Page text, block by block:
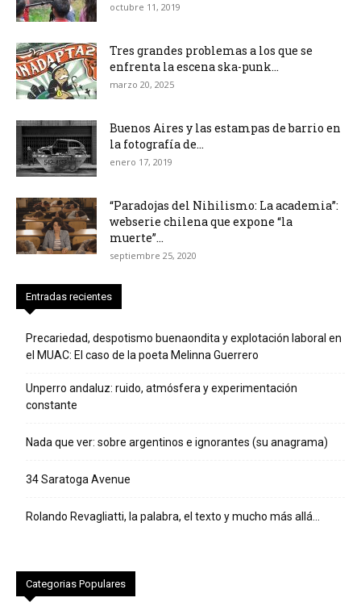
octubre 11, 2019
Tres grandes problemas a los que se
enfrenta la escena ska-punk...
marzo 20, 2025
Buenos Aires y las estampas de barrio en
la fotografía de...
enero 17, 2019
“Paradojas del Nihilismo: La academia”:
webserie chilena que expone “la
muerte”...
septiembre 25, 2020
Entradas recientes
Precariedad, despotismo buenaondita y explotación laboral en
el MUAC: El caso de la poeta Melinna Guerrero
Unperro andaluz: ruido, atmósfera y experimentación
constante
Nada que ver: sobre argentinos e ignorantes (su anagrama)
34 Saratoga Avenue
Rolando Revagliatti, la palabra, el texto y mucho más allá…
Categorias Populares